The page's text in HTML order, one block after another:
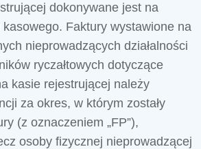
dokonywane jest na
Faktury wystawione na
nieprowadzących działalności
ryczałtowych dotyczące
kasie rejestrującej należy
za okres, w którym zostały
(z oznaczeniem „FP”),
osoby fizycznej nieprowadzącej